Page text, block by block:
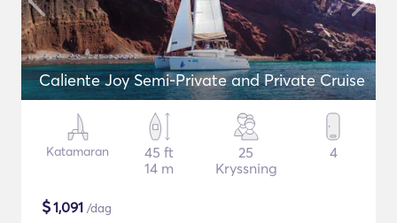
Caliente Joy Semi-Private and Private Cruise
Katamaran
45 ft
14 m
25
Kryssning
4
$1,091 /dag